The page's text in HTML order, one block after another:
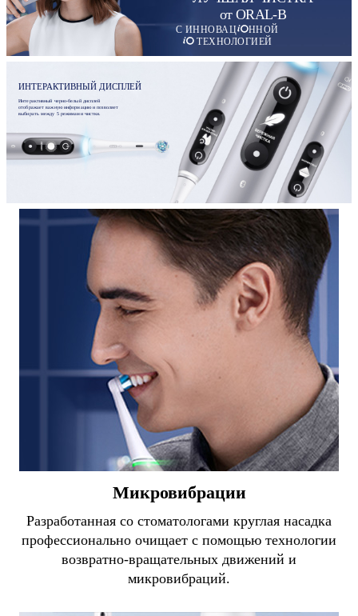
от ORAL-B
С ИННОВАЦ
ННОЙ
ТЕХНОЛОГИЕЙ
ИНТЕРАКТИВНЫЙ ДИСПЛЕЙ
Интерактивный черно-белый дисплей
отображает важную информацию и позволяет
выбирать между 5 режимами чистки.
Микровибрации
Разработанная со стоматологами круглая насадка
профессионально очищает с помощью технологии
возвратно-вращательных движений и
микровибраций.